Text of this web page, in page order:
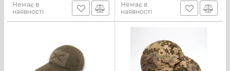
Немає в
наявності
Немає в
наявності